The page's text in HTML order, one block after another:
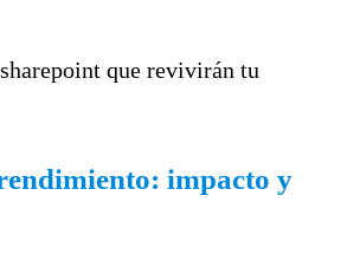
que revivirán tu
impacto y